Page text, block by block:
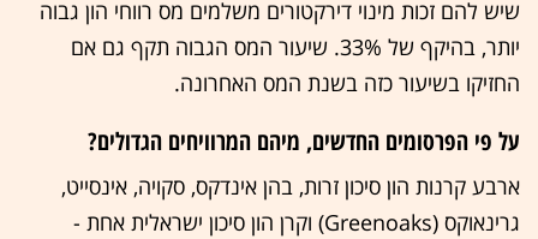
שיש להם זכות מינוי דירקטורים משלמים מס רווחי הון גבוה
יותר, בהיקף של 33%. שיעור המס הגבוה תקף גם אם
החזיקו בשיעור כזה בשנת המס האחרונה.
על פי הפרסומים החדשים, מיהם המרוויחים הגדולים?
ארבע קרנות הון סיכון זרות, בהן אינדקס, סקויה, אינסייט,
גרינאוקס (Greenoaks) וקרן הון סיכון ישראלית אחת -